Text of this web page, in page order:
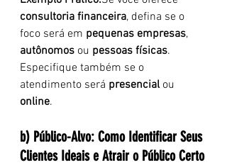
consultoria financeira, defina se o
foco será em pequenas empresas,
autônomos ou pessoas físicas.
Especifique também se o
atendimento será presencial ou
online.
b) Público-Alvo: Como Identificar Seus
Clientes Ideais e Atrair o Público Certo